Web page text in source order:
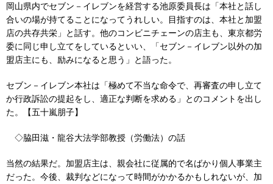
岡山県内でセブン－イレブンを経営する池原委員長は「本社と話し
合いの場が持てることになってうれしい。目指すのは、本社と加盟
店の共存共栄」と話す。他のコンビニチェーンの店主も、東京都労
委に同じ申し立てをしているといい、「セブン－イレブン以外の加
盟店主にも、励みになると思う」と語った。
セブン－イレブン本社は「極めて不当な命令で、再審査の申し立て
か行政訴訟の提起をし、適正な判断を求める」とのコメントを出し
た。【五十嵐朋子】
◇脇田滋・龍谷大法学部教授（労働法）の話
当然の結果だ。加盟店主は、親会社に従属的で名ばかり個人事業主
だった。今後、裁判などになって時間がかかるかもしれないが、加